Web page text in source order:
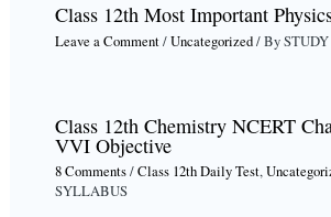
Class 12th Most Important
Leave a Comment/Uncategorized/ By
Class 12th Chemistry NCERT
VVI Objective
8 Comments/Class 12th Daily Test,
SYLLABUS